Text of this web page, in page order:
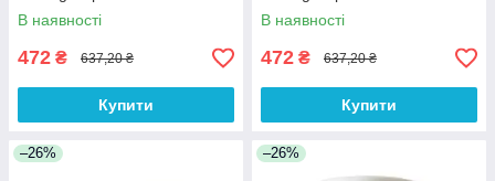
В наявності
472 ₴ 637,20 ₴
Купити
В наявності
472 ₴ 637,20 ₴
Купити
–26% –26%